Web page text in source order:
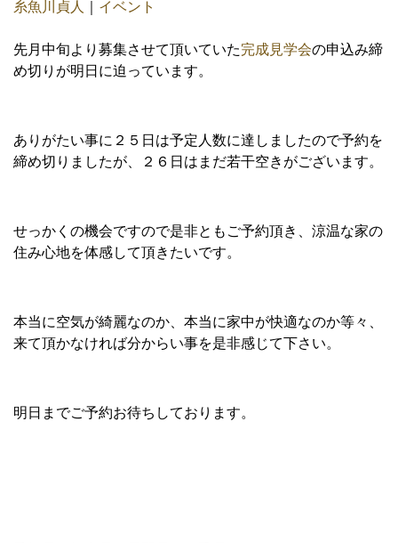
糸魚川貞人
イベント
先月中旬より募集させて頂いていた完成見学会の申込み締
め切りが明日に迫っています。
ありがたい事に２５日は予定人数に達しましたので予約を
締め切りましたが、２６日はまだ若干空きがございます。
せっかくの機会ですので是非ともご予約頂き、涼温な家の
住み心地を体感して頂きたいです。
本当に空気が綺麗なのか、本当に家中が快適なのか等々、
来て頂かなければ分からい事を是非感じて下さい。
明日までご予約お待ちしております。